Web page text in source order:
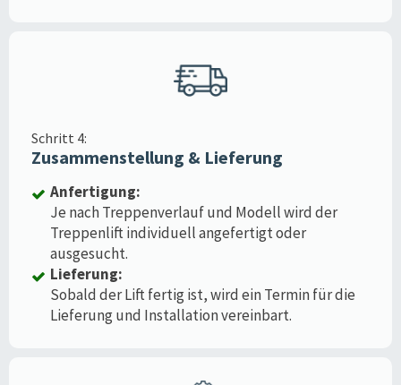
Schritt 4:
Zusammenstellung & Lieferung
Anfertigung:
Je nach Treppenverlauf und Modell wird der
Treppenlift individuell angefertigt oder
ausgesucht.
Lieferung:
Sobald der Lift fertig ist, wird ein Termin für die
Lieferung und Installation vereinbart.